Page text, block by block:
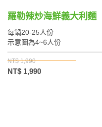
羅勒辣炒海鮮義大利麵
每鍋20-25人份
示意圖為4~6人份
NT$ 1,990
NT$ 1,990